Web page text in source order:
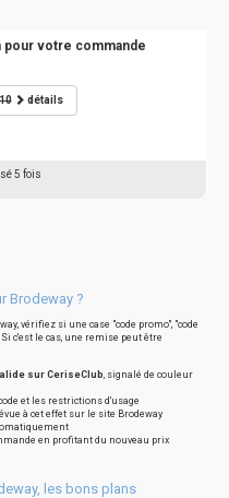
pour votre commande
détails
5 fois
Brodeway ?
vérifiez si une case "code promo", "code
c'est le cas, une remise peut être
sur CeriseClub, signalé de couleur
et les restrictions d'usage
à cet effet sur le site Brodeway
en profitant du nouveau prix
les bons plans